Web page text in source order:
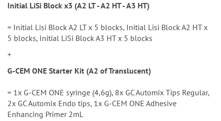
Initial LiSi Block x3 (A2 LT - A2 HT - A3 HT)
= Initial Lisi Block A2 LT x 5 blocks, Initial Lisi Block A2 HT x
5 blocks, Initial LiSi Block A3 HT x 5 blocks
+
G-CEM ONE Starter Kit (A2 of Translucent)
= 1x G-CEM ONE syringe (4,6g), 8x GC Automix Tips Regular,
2x GC Automix Endo tips, 1x G-CEM ONE Adhesive
Enhancing Primer 2mL